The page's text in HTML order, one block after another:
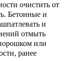
очистить от
Бетонные и
и
отмыть
или
ранее